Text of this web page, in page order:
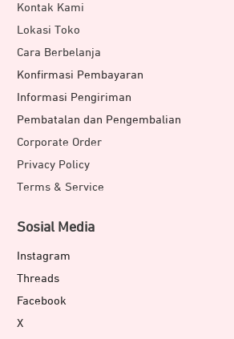
Kontak Kami
Lokasi Toko
Cara Berbelanja
Konfirmasi Pembayaran
Informasi Pengiriman
Pembatalan dan Pengembalian
Corporate Order
Privacy Policy
Terms & Service
Sosial Media
Instagram
Threads
Facebook
X